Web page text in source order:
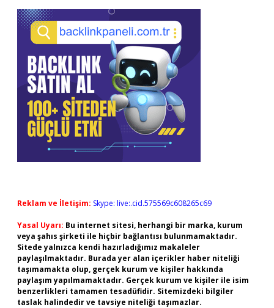
Reklam ve İletişim: Skype: live:.cid.575569c608265c69
Yasal Uyarı: Bu internet sitesi, herhangi bir marka, kurum
veya şahıs şirketi ile hiçbir bağlantısı bulunmamaktadır.
Sitede yalnızca kendi hazırladığımız makaleler
paylaşılmaktadır. Burada yer alan içerikler haber niteliği
taşımamakta olup, gerçek kurum ve kişiler hakkında
paylaşım yapılmamaktadır. Gerçek kurum ve kişiler ile isim
benzerlikleri tamamen tesadüfidir. Sitemizdeki bilgiler
taslak halindedir ve tavsiye niteliği taşımazlar.